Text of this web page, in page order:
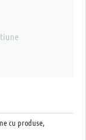
cu produse,